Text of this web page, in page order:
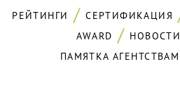
РЕЙТИНГИ СЕРТИФИКАЦИЯ
AWARD
НОВОСТИ
ПАМЯТКА АГЕНТСТВАМ